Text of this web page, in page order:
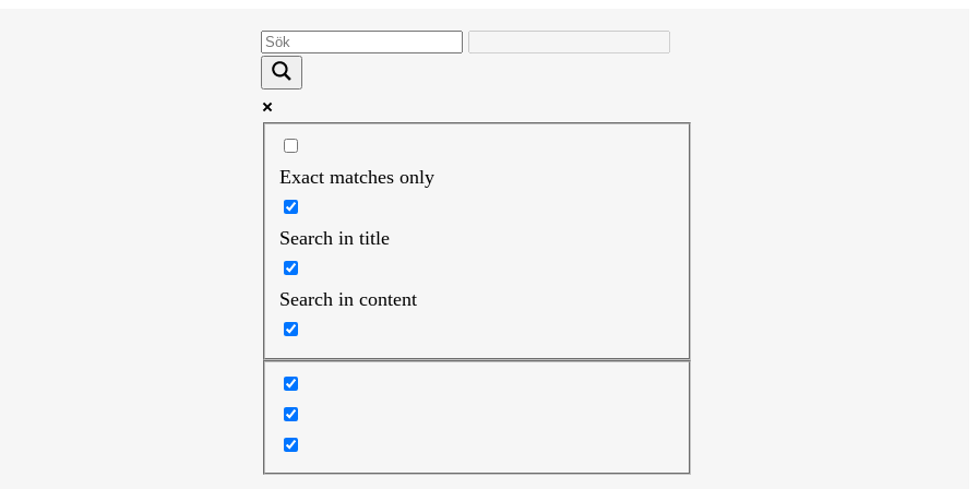
Exact matches only
Search in title
Search in content